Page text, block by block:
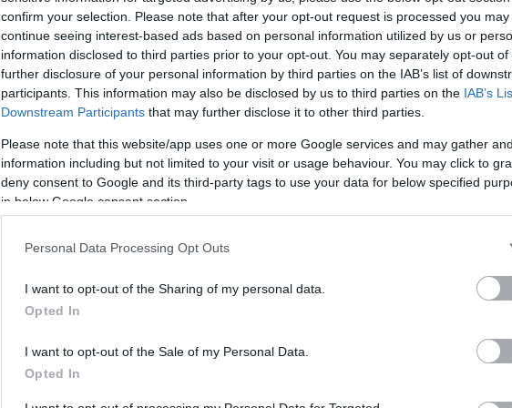
confirm your selection. Please note that after your opt-out request is processed you may
continue seeing interest-based ads based on personal information utilized by us or
information disclosed to third parties prior to your opt-out. You may separately opt-out of
further disclosure of your personal information by third parties on the IAB’s list of
participants. This information may also be disclosed by us to third parties on the IAB’s
Downstream Participants that may further disclose it to other third parties.
Please note that this website/app uses one or more Google services and may gather
information including but not limited to your visit or usage behaviour. You may click to
deny consent to Google and its third-party tags to use your data for below specified
in below Google consent section.
Personal Data Processing Opt Outs
I want to opt-out of the Sharing of my personal data.
Opted In
I want to opt-out of the Sale of my Personal Data.
Opted In